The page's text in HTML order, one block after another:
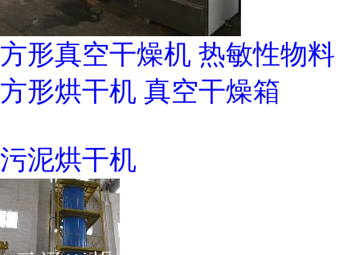
方形真空干燥机 热敏性物料
方形烘干机 真空干燥箱
污泥烘干机